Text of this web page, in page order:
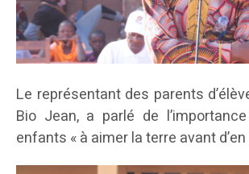
Le représentant des parents
Bio Jean, a parlé de
enfants « à aimer la terre avant